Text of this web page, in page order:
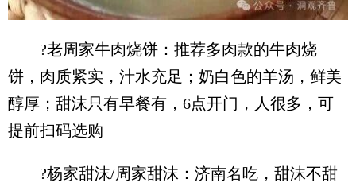
?老周家牛肉烧饼：推荐多肉款的牛肉烧
饼，肉质紧实，汁水充足；奶白色的羊汤，鲜美
醇厚；甜沫只有早餐有，6点开门，人很多，可
提前扫码选购
?杨家甜沫/周家甜沫：济南名吃，甜沫不甜